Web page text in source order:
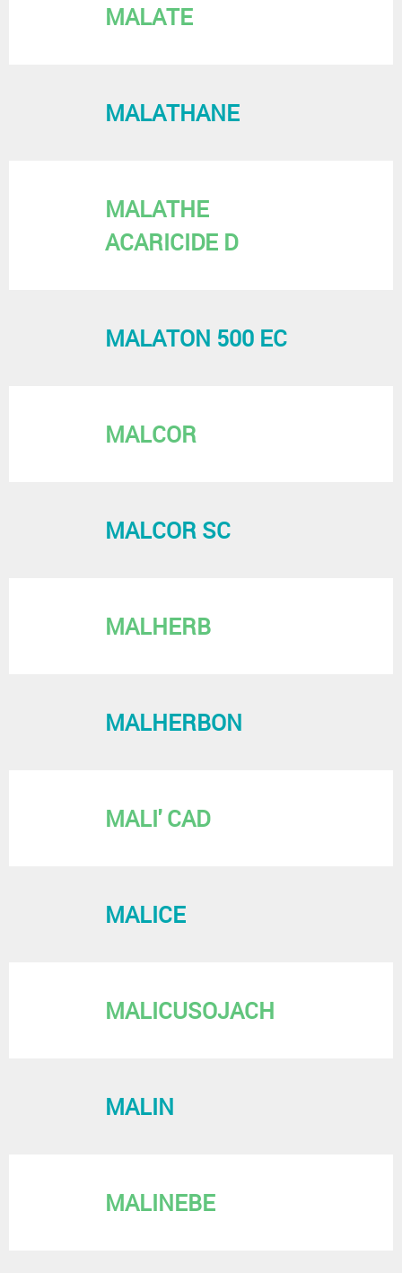
MALATE
MALATHANE
MALATHE
ACARICIDE D
MALATON 500 EC
MALCOR
MALCOR SC
MALHERB
MALHERBON
MALI' CAD
MALICE
MALICUSOJACH
MALIN
MALINEBE